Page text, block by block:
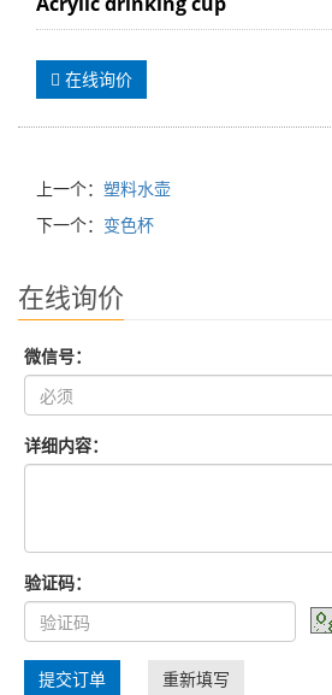
在线询价
上一个： 塑料水壶
下一个： 变色杯
在线询价
微信号：
详细内容：
验证码：
提交订单 重新填写